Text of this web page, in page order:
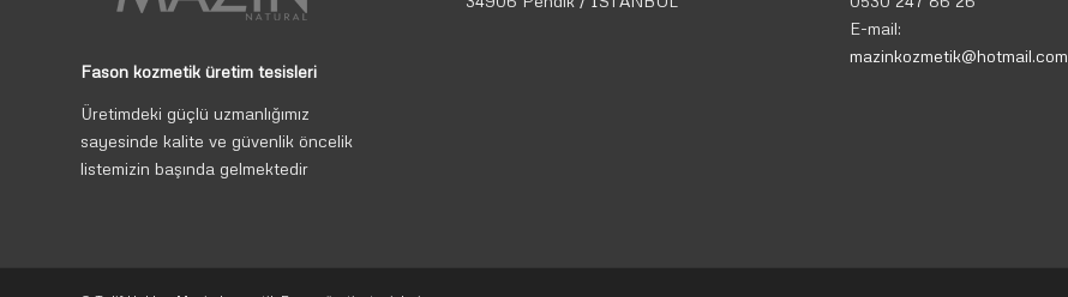
Fason kozmetik üretim tesisleri
Üretimdeki güçlü uzmanlığımız
sayesinde kalite ve güvenlik öncelik
listemizin başında gelmektedir
E-mail:
mazinkozmetik@hotmail.com